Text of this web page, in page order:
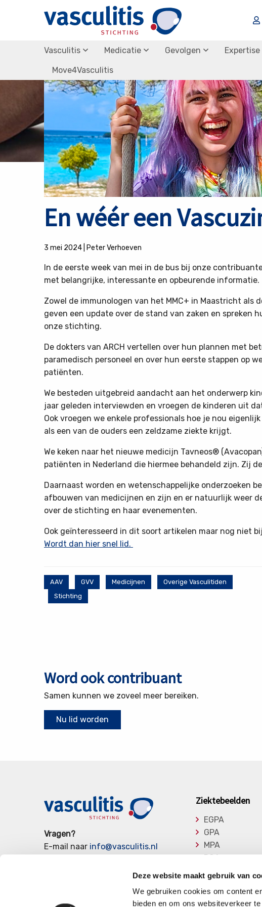
Deze website maakt gebruik van
We gebruiken cookies om content
bieden en om ons websiteverkeer
Vasculitis Medicatie Gevolgen Expertise
Move4Vasculitis
Terug naar nieuws overzicht
En wéér een
3 mei 2024 Peter Verhoeven
In de eerste week van mei in de bus bij onze
met belangrijke, interessante en opbeurende informatie.
Zowel de immunologen van het MMC+ in Maastricht als
geven een update over de stand van zaken en spreken
onze stichting.
De dokters van ARCH vertellen over hun plannen met
paramedisch personeel en over hun eerste stappen op
patiënten.
We besteden uitgebreid aandacht aan het onderwerp
jaar geleden interviewden en vroegen de kinderen uit
Ook vroegen we enkele professionals hoe je nou
als een van de ouders een zeldzame ziekte krijgt.
We keken naar het nieuwe medicijn Tavneos®
patiënten in Nederland die hiermee behandeld zijn. Zij
Daarnaast worden en wetenschappelijke onderzoeken
afbouwen van medicijnen en zijn en er natuurlijk weer
over de stichting en haar evenementen.
Ook geïnteresseerd in dit soort artikelen maar nog niet
Wordt dan hier snel lid.
AAV GVV Medicijnen
Overige Vasculitiden
Stichting
Word ook contribuant
Samen kunnen we zoveel meer bereiken.
Nu lid worden
Vragen?
E-mail naar info@vasculitis.nl
Elke werkdag van 10:00 – 17:00
Ziektebeelden
EGPA
GPA
MPA
RCA
Takayasu
Overige